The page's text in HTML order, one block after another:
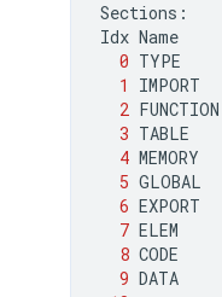
Sections:
Idx Name
0 TYPE
1
IMPORT
2 FUNCTION
3 TABLE
4 MEMORY
5 GLOBAL
6 EXPORT
7 ELEM
8 CODE
9 DATA